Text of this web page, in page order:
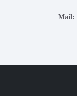
Mail: